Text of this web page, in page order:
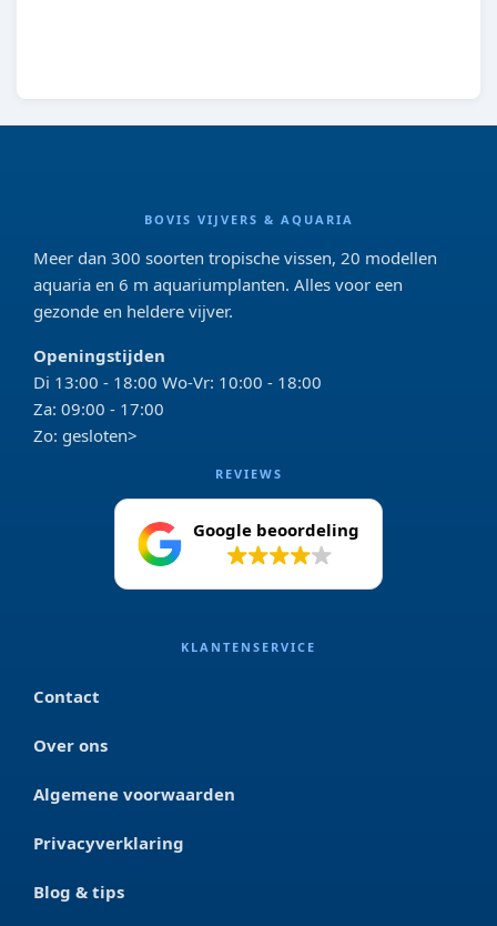
BOVIS VIJVERS & AQUARIA
Meer dan 300 soorten tropische vissen, 20 modellen
aquaria en 6 m aquariumplanten. Alles voor een
gezonde en heldere vijver.
Openingstijden
Di 13:00 - 18:00 Wo-Vr: 10:00 - 18:00
Za: 09:00 - 17:00
Zo: gesloten>
REVIEWS
Google beoordeling
KLANTENSERVICE
Contact
Over ons
Algemene voorwaarden
Privacyverklaring
Blog & tips